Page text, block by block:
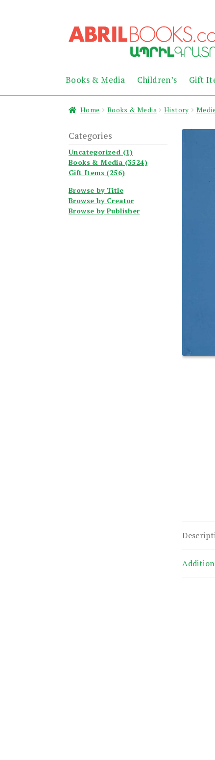
to
navigation
to
content
Books & Media Children’s Gift
Home Books & Media History
Categories
Uncategorized (1)
Books & Media (3524)
Gift Items (256)
Browse by Title
Browse by Creator
Browse by Publisher